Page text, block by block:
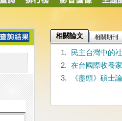
相關論文 相關期刊
1.
民主台灣中的
2.
在台國際收養
3.
《盡頭》碩士